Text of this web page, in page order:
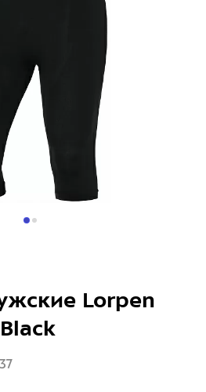
Lorpen